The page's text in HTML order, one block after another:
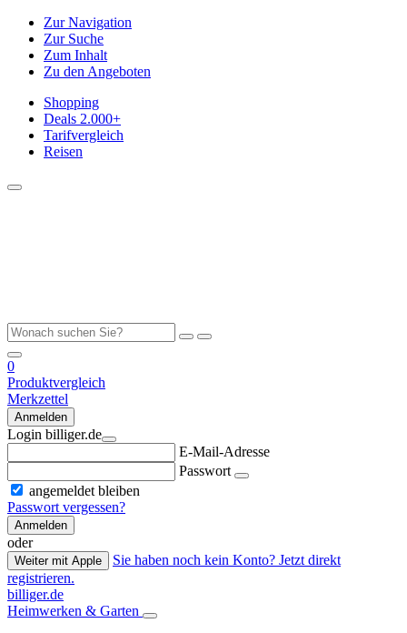
Zur Navigation
Zur Suche
Zum Inhalt
Zu den Angeboten
Shopping
Deals 2.000+
Tarifvergleich
Reisen
0
Produktvergleich
Merkzettel
Anmelden
Login billiger.de
E-Mail-Adresse
Passwort
angemeldet bleiben
Passwort vergessen?
Anmelden
oder
Weiter mit Apple
Sie haben noch kein Konto? Jetzt direkt
registrieren.
billiger.de
Heimwerken & Garten